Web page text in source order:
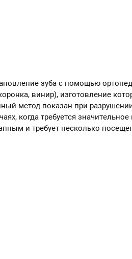
зуба с помощью
винир), изготовление
метод показан при
когда требуется
и требует несколько